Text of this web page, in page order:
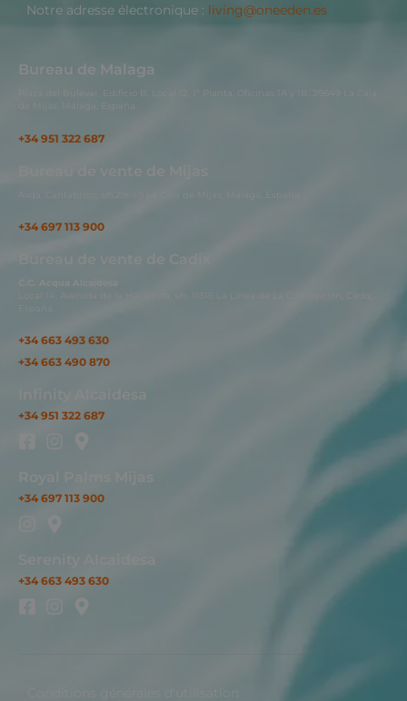
Notre adresse électronique : living@oneeden.es
Bureau de Malaga
Plaza del Bulevar, Edificio B, Local 12, 1ª Planta, Oficinas 1A y 1B. 29649 La Cala
de Mijas, Málaga, España.
+34 951 322 687
Avda. Cantábrico, s/n.29649 La Cala de Mijas, Málaga, España…
+34 697 113 900
Bureau de vente de Cadix
C.C. Acqua Alcaidesa
Local 14. Avenida de la Hacienda, s/n. 11316 La Línea de La Concepción, Cádiz,
España.
+34 663 493 630
+34 663 490 870
Infinity Alcaidesa
+34 951 322 687
Royal Palms Mijas
+34 697 113 900
+34 663 493 630
Conditions générales d'utilisation